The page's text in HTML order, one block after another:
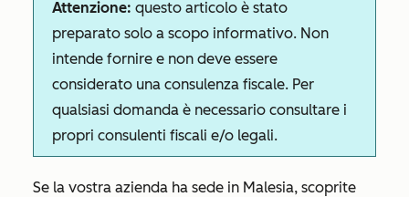
Attenzione: questo articolo è stato
preparato solo a scopo informativo. Non
intende fornire e non deve essere
considerato una consulenza fiscale. Per
qualsiasi domanda è necessario consultare i
propri consulenti fiscali e/o legali.
Se la vostra azienda ha sede in Malesia, scoprite